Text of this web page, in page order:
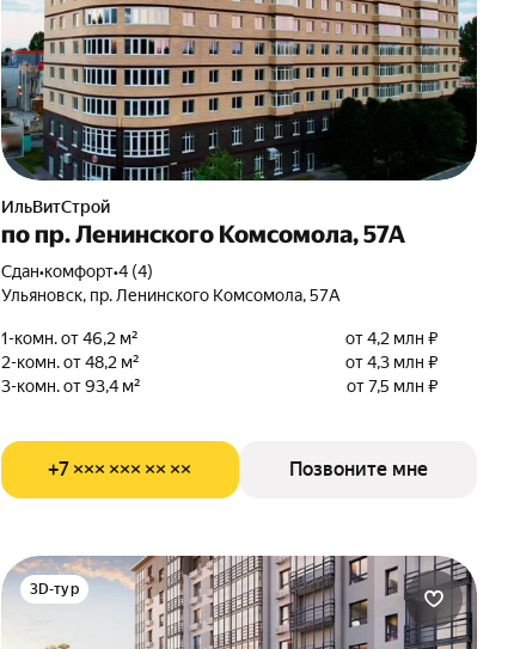
ИльВитСтрой
по пр. Ленинского Комсомола, 57А
Сдан•комфорт•4 (4)
Ульяновск, пр. Ленинского Комсомола, 57А
1-комн. от 46,2 м²
от 4,2 млн ₽
2-комн. от 48,2 м²
от 4,3 млн ₽
3-комн. от 93,4 м²
от 7,5 млн ₽
+7 ××× ××× ×× ×× Позвоните мне
3D-тур